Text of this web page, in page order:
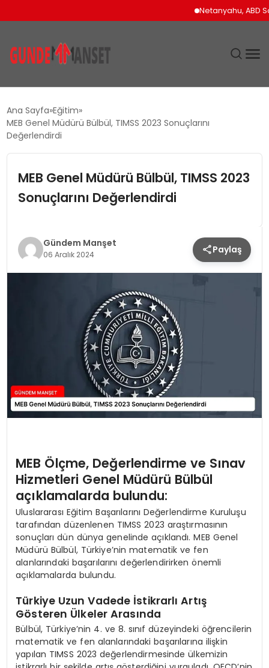
Netanyahu, ABD
DÜNYA
SPOR
YAŞAM
Ana Sayfa Eğitim
MEB Genel Müdürü Bülbül, TIMSS 2023 Sonuçlarını
Değerlendirdi
MEB Genel Müdürü Bülbül, TIMSS 2023
Sonuçlarını Değerlendirdi
Gündem Manşet
06 Aralık 2024 Paylaş
MEB Ölçme, Değerlendirme ve Sınav
Hizmetleri Genel Müdürü Bülbül
açıklamalarda bulundu:
Uluslararası Eğitim Başarılarını Değerlendirme Kuruluşu
tarafından düzenlenen TIMSS 2023 araştırmasının
sonuçları dün dünya genelinde açıklandı. MEB Genel
Müdürü Bülbül, Türkiye’nin matematik ve fen
alanlarındaki başarılarını değerlendirirken önemli
açıklamalarda bulundu.
Türkiye Uzun Vadede İstikrarlı Artış
Gösteren Ülkeler Arasında
Bülbül, Türkiye’nin 4. ve 8. sınıf düzeyindeki öğrencilerin
matematik ve fen alanlarındaki başarılarına ilişkin
yapılan TIMSS 2023 değerlendirmesinde ülkemizin